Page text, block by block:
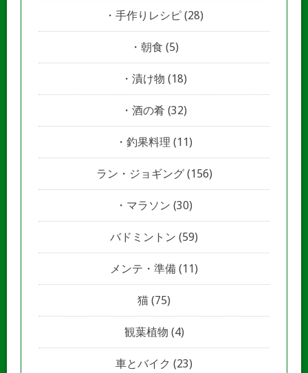
手作りレシピ (28)
朝食 (5)
漬け物 (18)
酒の肴 (32)
釣果料理 (11)
ラン・ジョギング(156)
マラソン (30)
バドミントン (59)
メンテ・準備 (11)
猫 (75)
観葉植物 (4)
車とバイク (23)